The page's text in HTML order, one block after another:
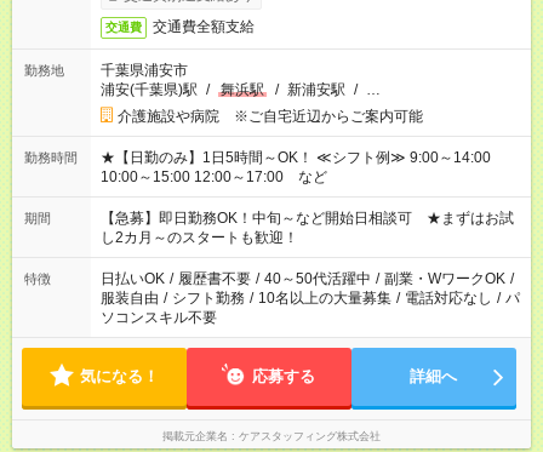
交通費 交通費全額支給
勤務地
千葉県浦安市
浦安(千葉県)駅 / 舞浜駅 / 新浦安駅 / …
介護施設や病院 ※ご自宅近辺からご案内可能
勤務時間
★【日勤のみ】1日5時間～OK！ ≪シフト例≫ 9:00～14:00
10:00～15:00 12:00～17:00 など
期間
【急募】即日勤務OK！中旬～など開始日相談可 ★まずはお試
し2カ月～のスタートも歓迎！
特徴 日払いOK / 履歴書不要 / 40～50代活躍中 / 副業・WワークOK /
服装自由 / シフト勤務 / 10名以上の大量募集 / 電話対応なし / パ
ソコンスキル不要
気になる！ 応募する 詳細へ
掲載元企業名 ケアスタッフィング株式会社